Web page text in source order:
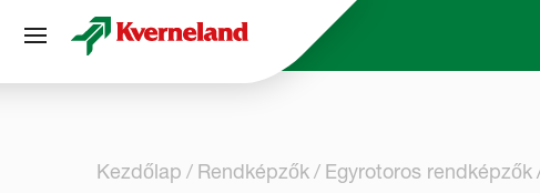
Kezdőlap Rendképzők Egyrotoros rendképzők
Süti preferenciák